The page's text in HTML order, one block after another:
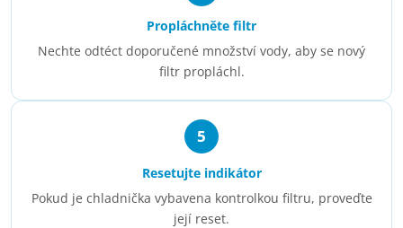
Propláchněte filtr
Nechte odtéct doporučené množství vody, aby se nový
filtr propláchl.
5
Resetujte indikátor
Pokud je chladnička vybavena kontrolkou filtru, proveďte
její reset.